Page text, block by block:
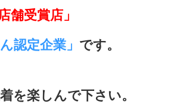
舗受賞店」
認定企業」 です。
を楽しんで下さい。